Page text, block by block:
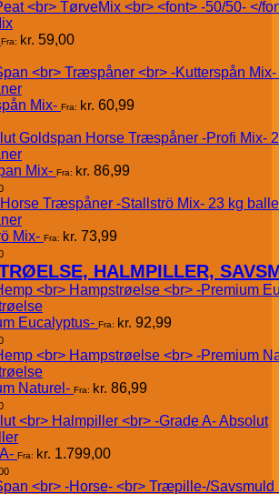
Fra: kr. 59,00
Mix- Fra: kr. 60,99
Mix- Fra: kr. 86,99
Mix- Fra: kr. 73,99
HALMPILLER,
Eucalyptus- Fra: kr. 92,99
Naturel- Fra: kr. 86,99
Absolut
Fra: kr. 1.799,00